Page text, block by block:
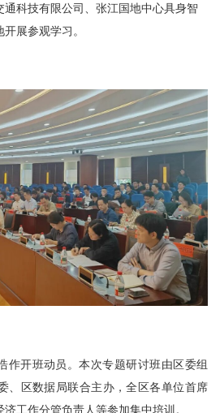
科技有限公司、张江国地中心具身智
展参观学习。
作开班动员。本次专题研讨班由区委组
、区数据局联合主办，全区各单位首席
工作分管负责人等参加集中培训。